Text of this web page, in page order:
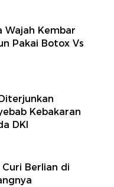
Wajah Kembar
Pakai Botox Vs
Kebakaran
DKI
Curi Berlian di